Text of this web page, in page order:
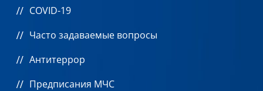
COVID-19
Часто задаваемые вопросы
Антитеррор
Предписания МЧС